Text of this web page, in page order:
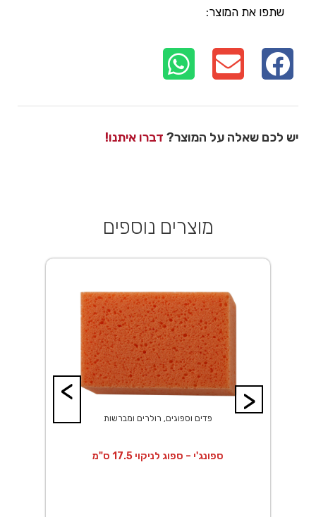
שתפו את המוצר:
יש לכם שאלה על המוצר? דברו איתנו!
מוצרים נוספים
>
פדים וספוגים, רולרים ומברשות
ספונג'י – ספוג לניקוי 17.5 ס"מ
<